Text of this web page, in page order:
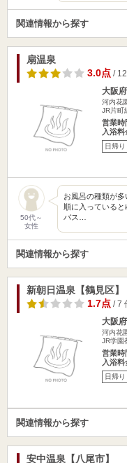
関連情報から探す
扇温泉
3.0点/
大阪
河内花
JR片町
営業時
入浴料
日帰り
50代～
女性
お風呂の種類が多
順に入っている
バス…
関連情報から探す
新朝日温泉【鶴見区】
1.7点/ 7
大阪
河内花
JR学園
営業時
入浴料
日帰り
関連情報から探す
安中温泉【八尾市】